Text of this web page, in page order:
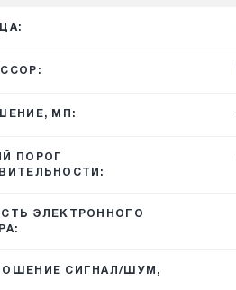
МП:
ПОРОГ
ЭЛЕКТРОННОГО
СИГНАЛ/ШУМ,